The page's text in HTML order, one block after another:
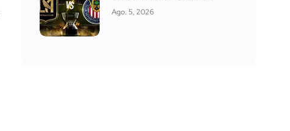
Ago. 5, 2026